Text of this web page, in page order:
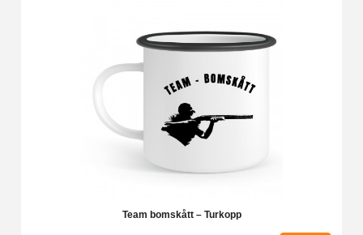
Team bomskått – Turkopp